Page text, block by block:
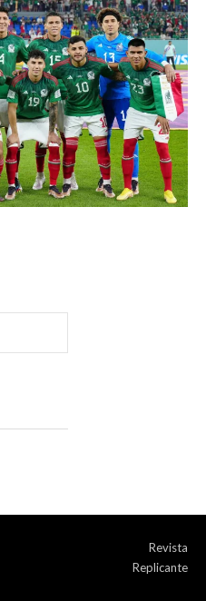
Revista
Replicante